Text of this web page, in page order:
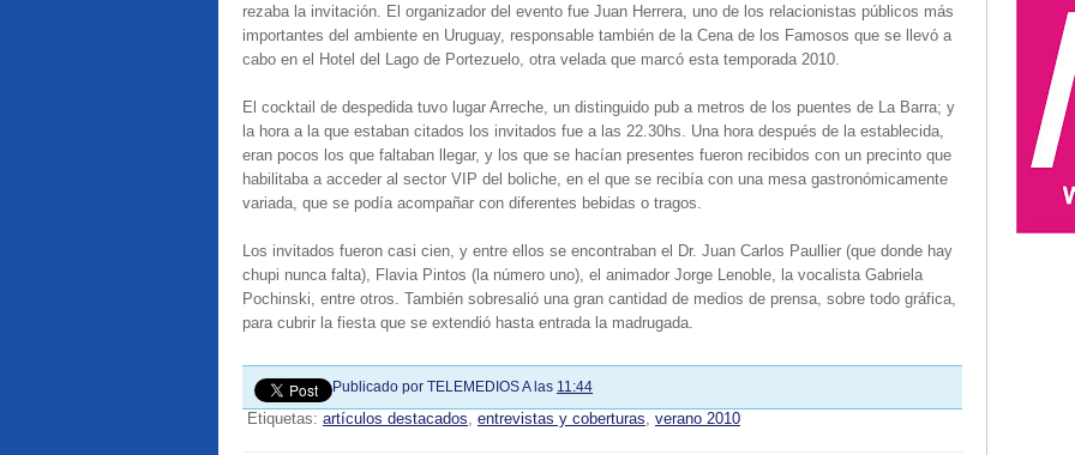
rezaba la invitación. El organizador del evento fue Juan Herrera, uno de los relacionistas públicos más
importantes del ambiente en Uruguay, responsable también de la Cena de los Famosos que se llevó a
cabo en el Hotel del Lago de Portezuelo, otra velada que marcó esta temporada 2010.
El cocktail de despedida tuvo lugar Arreche, un distinguido pub a metros de los puentes de La Barra; y
la hora a la que estaban citados los invitados fue a las 22.30hs. Una hora después de la establecida,
eran pocos los que faltaban llegar, y los que se hacían presentes fueron recibidos con un precinto que
habilitaba a acceder al sector VIP del boliche, en el que se recibía con una mesa gastronómicamente
variada, que se podía acompañar con diferentes bebidas o tragos.
Los invitados fueron casi cien, y entre ellos se encontraban el Dr. Juan Carlos Paullier (que donde hay
chupi nunca falta), Flavia Pintos (la número uno), el animador Jorge Lenoble, la vocalista Gabriela
Pochinski, entre otros. También sobresalió una gran cantidad de medios de prensa, sobre todo gráfica,
para cubrir la fiesta que se extendió hasta entrada la madrugada.
Publicado por TELEMEDIOSA las 11:44
Etiquetas: artículos destacados, entrevistas y coberturas, verano 2010